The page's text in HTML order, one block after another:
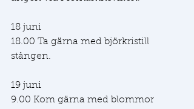
18 juni
18.00 Ta gärna med björkristill
stången.
19 juni
9.00 Kom gärna med blommor